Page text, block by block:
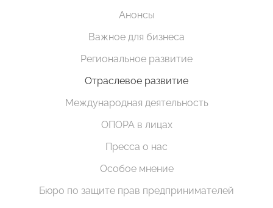
Анонсы
Важное для бизнеса
Региональное развитие
Отраслевое развитие
Международная деятельность
ОПОРА в лицах
Пресса о нас
Особое мнение
Бюро по защите прав предпринимателей